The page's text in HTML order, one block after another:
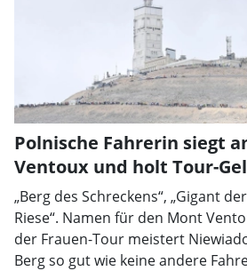
Polnische Fahrerin siegt
Ventoux und holt Tour-
„Berg des Schreckens“, „Gigant
Riese“. Namen für den Mont
der Frauen-Tour meistert
Berg so gut wie keine andere